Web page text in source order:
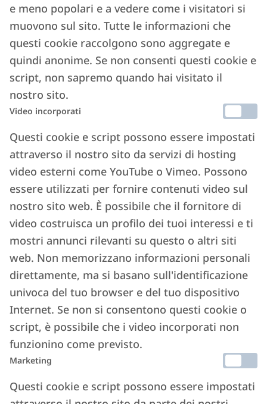
e meno popolari e a vedere come i visitatori si
muovono sul sito. Tutte le informazioni che
questi cookie raccolgono sono aggregate e
quindi anonime. Se non consenti questi cookie e
script, non sapremo quando hai visitato il
nostro sito.
Video incorporati
Questi cookie e script possono essere impostati
attraverso il nostro sito da servizi di hosting
video esterni come YouTube o Vimeo. Possono
essere utilizzati per fornire contenuti video sul
nostro sito web. È possibile che il fornitore di
video costruisca un profilo dei tuoi interessi e ti
mostri annunci rilevanti su questo o altri siti
web. Non memorizzano informazioni personali
direttamente, ma si basano sull'identificazione
univoca del tuo browser e del tuo dispositivo
Internet. Se non si consentono questi cookie o
script, è possibile che i video incorporati non
funzionino come previsto.
Marketing
Questi cookie e script possono essere impostati